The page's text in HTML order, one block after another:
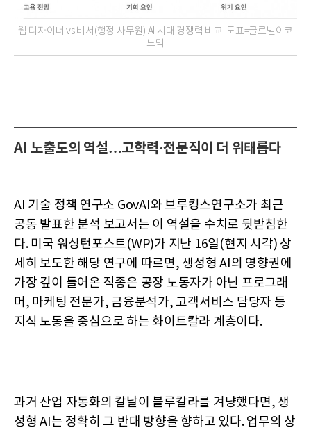
웹 디자이너 vs 비서(행정 사무원) AI 시대 경쟁력 비교. 도표=글로벌이코
노믹
AI 노출도의 역설…고학력·전문직이 더 위태롭다
AI 기술 정책 연구소 GovAI와 브루킹스연구소가 최근
공동 발표한 분석 보고서는 이 역설을 수치로 뒷받침한
다. 미국 워싱턴포스트(WP)가 지난 16일(현지 시각) 상
세히 보도한 해당 연구에 따르면, 생성형 AI의 영향권에
가장 깊이 들어온 직종은 공장 노동자가 아닌 프로그래
머, 마케팅 전문가, 금융분석가, 고객서비스 담당자 등
지식 노동을 중심으로 하는 화이트칼라 계층이다.
과거 산업 자동화의 칼날이 블루칼라를 겨냥했다면, 생
성형 AI는 정확히 그 반대 방향을 향하고 있다. 업무의 상